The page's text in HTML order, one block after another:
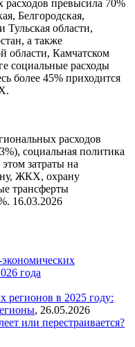
расходов превысила 70%
Белгородская,
Тульская области,
а также
области, Камчатском
социальные расходы
более 45% приходится
расходов
социальная политика
затраты на
ЖКХ, охрану
трансферты
16.03.2026
года
регионов в 2025 году:
, 26.05.2026
или перестраивается?